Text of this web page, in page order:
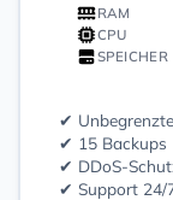
RAM
CPU
SPEICHER
✔
✔ 15 Backups
✔ DDoS-
✔ Support 24/